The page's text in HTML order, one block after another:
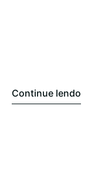
Continue lendo